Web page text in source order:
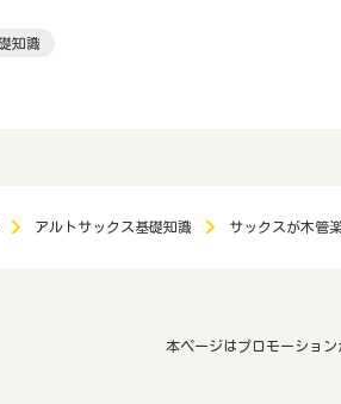
知識
アルトサックス基礎知識 サックスが木管
本ページはプロモーション